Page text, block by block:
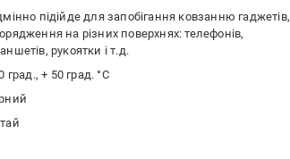
підійде для запобігання ковзанню гаджетів,
на різних поверхнях: телефонів,
рукоятки і т.д.
град., + 50 град. °C